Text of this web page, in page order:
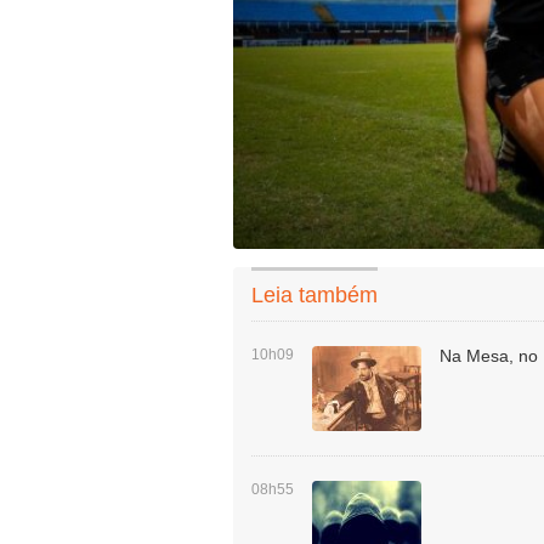
Leia também
10h09 Na Mesa, no
08h55